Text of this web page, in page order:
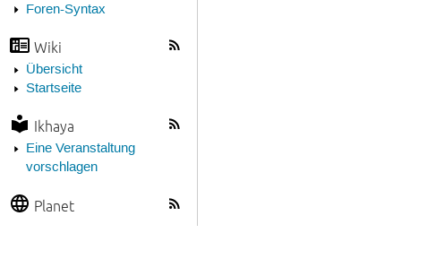
Foren-Syntax
Wiki
Übersicht
Startseite
Ikhaya
Eine Veranstaltung
vorschlagen
Planet